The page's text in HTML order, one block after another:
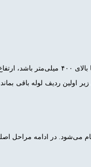
ارتفاع پایپ رک به تعداد خطوط لوله، ابعاد مقاطع فلزی و نوع
اولین ردیف لوله باقی
می‌شود. در ادامه مراحل